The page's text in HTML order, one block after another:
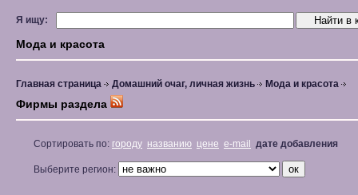
Я ищу:
Мода и красота
Главная страница Домашний очаг, личная жизнь Мода и красота
Фирмы раздела
Сортировать по: городу названию цене e-mail дате добавления
Выберите регион: